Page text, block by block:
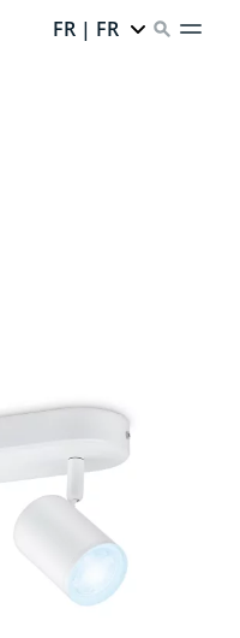
FR | FR